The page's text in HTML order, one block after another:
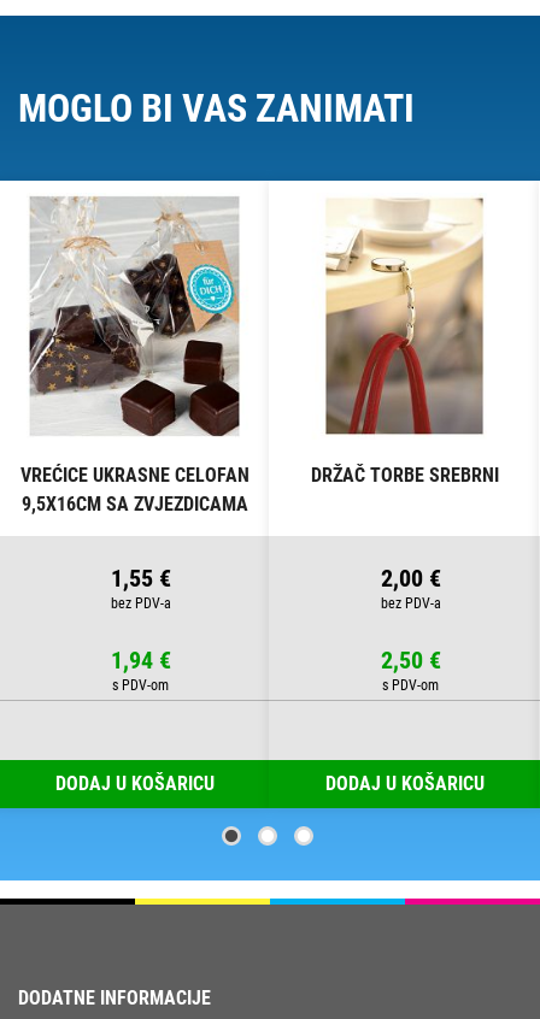
MOGLO BI VAS ZANIMATI
VREĆICE UKRASNE CELOFAN
9,5X16CM SA ZVJEZDICAMA
PK10 HEYDA 20-30892 50
1,55 €
1,94 €
DODAJ U KOŠARICU
DRŽAČ TORBE SREBRNI
2,00 €
2,50 €
DODAJ U KOŠARICU
DODATNE INFORMACIJE